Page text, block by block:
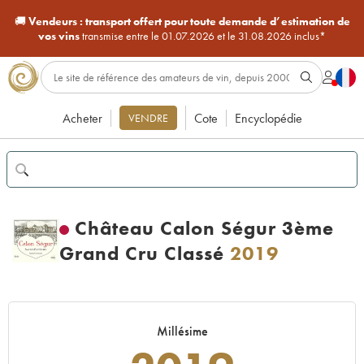
🚚Vendeurs : transport offert pour toute demande d’estimation de
vos vinstransmise entre le 01.07.2026 et le 31.08.2026 inclus*
Acheter VENDRE Cote Encyclopédie
Château Calon Ségur 3ème
Grand Cru Classé 2019
Millésime